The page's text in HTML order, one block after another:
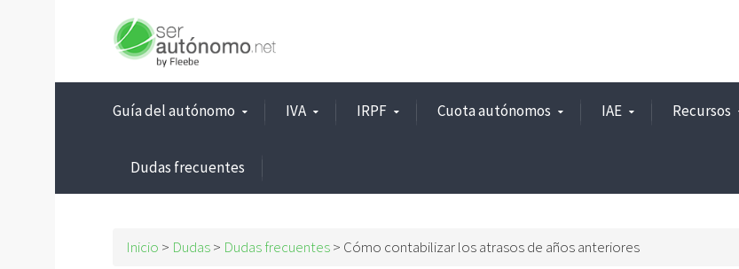
Guía del autónomo IVA IRPF Cuota autónomos IAE Recursos
Dudas frecuentes
Inicio > Dudas> Dudas frecuentes> Cómo contabilizar los atrasos de años anteriores